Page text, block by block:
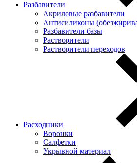
Разбавители
Акриловые разбавители
Антисиликоны
Разбавители базы
Растворители
Растворители переходов
Расходники
Воронки
Салфетки
Укрывной материал